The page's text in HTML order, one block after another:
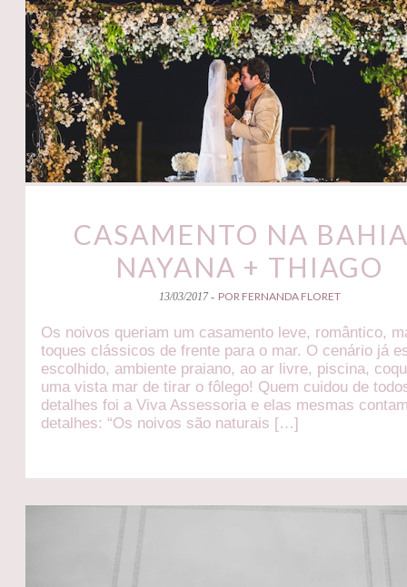
CASAMENTO NA
NAYANA + THIAGO
13/03/2017 - POR FERNANDA FLORET
Os noivos queriam um casamento leve, romântico,
toques clássicos de frente para o mar. O cenário já
escolhido, ambiente praiano, ao ar livre, piscina,
uma vista mar de tirar o fôlego! Quem cuidou de
detalhes foi a Viva Assessoria e elas mesmas
detalhes: “Os noivos são naturais […]